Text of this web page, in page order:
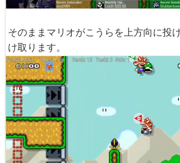
そのままマリオがこうらを上方向に投
け取ります。